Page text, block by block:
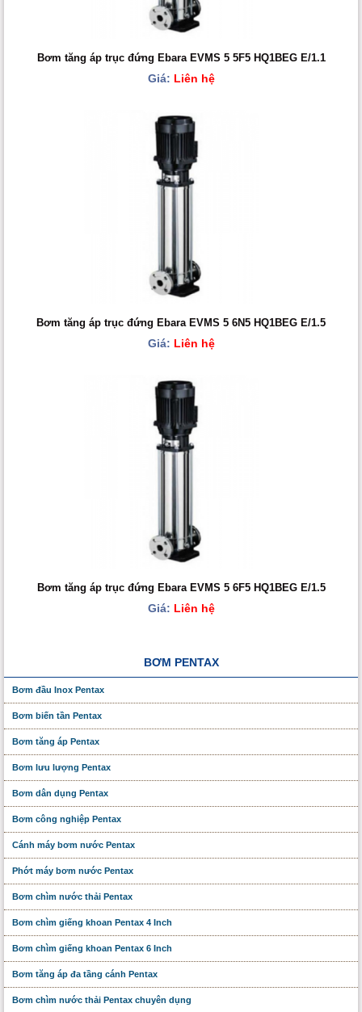
Bơm tăng áp trục đứng Ebara EVMS 5 5F5 HQ1BEG E/1.1
Giá: Liên hệ
Bơm tăng áp trục đứng Ebara EVMS 5 6N5 HQ1BEG E/1.5
Giá: Liên hệ
Bơm tăng áp trục đứng Ebara EVMS 5 6F5 HQ1BEG E/1.5
Giá: Liên hệ
BƠM PENTAX
Bơm đầu Inox Pentax
Bơm biến tần Pentax
Bơm tăng áp Pentax
Bơm lưu lượng Pentax
Bơm dân dụng Pentax
Bơm công nghiệp Pentax
Cánh máy bơm nước Pentax
Phớt máy bơm nước Pentax
Bơm chìm nước thải Pentax
Bơm chìm giếng khoan Pentax 4 Inch
Bơm chìm giếng khoan Pentax 6 Inch
Bơm tăng áp đa tầng cánh Pentax
Bơm chìm nước thải Pentax chuyên dụng